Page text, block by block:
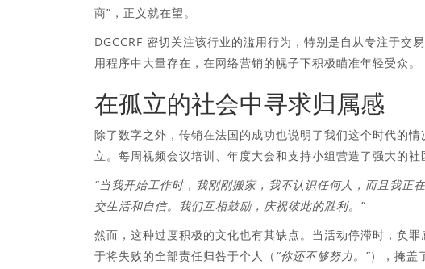
商”，正义就在望。
DGCCRF 密切关注该行业的滥用行为，特别是自从专注于交
用程序中大量存在，在网络营销的幌子下积极瞄准年轻受众。
在孤立的社会中寻求归属感
除了数字之外，传销在法国的​​成功也说明了我们这个时代的
立。每周视频会议培训、年度大会和支持小组营造了强大的社
“当我开始工作时，我刚刚搬家，我不认识任何人，而且我正
交生活和自信。我们互相鼓励，庆祝彼此的胜利。”
然而，这种过度积极的文化也有其缺点。当活动停滞时，负
于将失败的全部责任归咎于个人（ “你还不够努力。”），掩盖